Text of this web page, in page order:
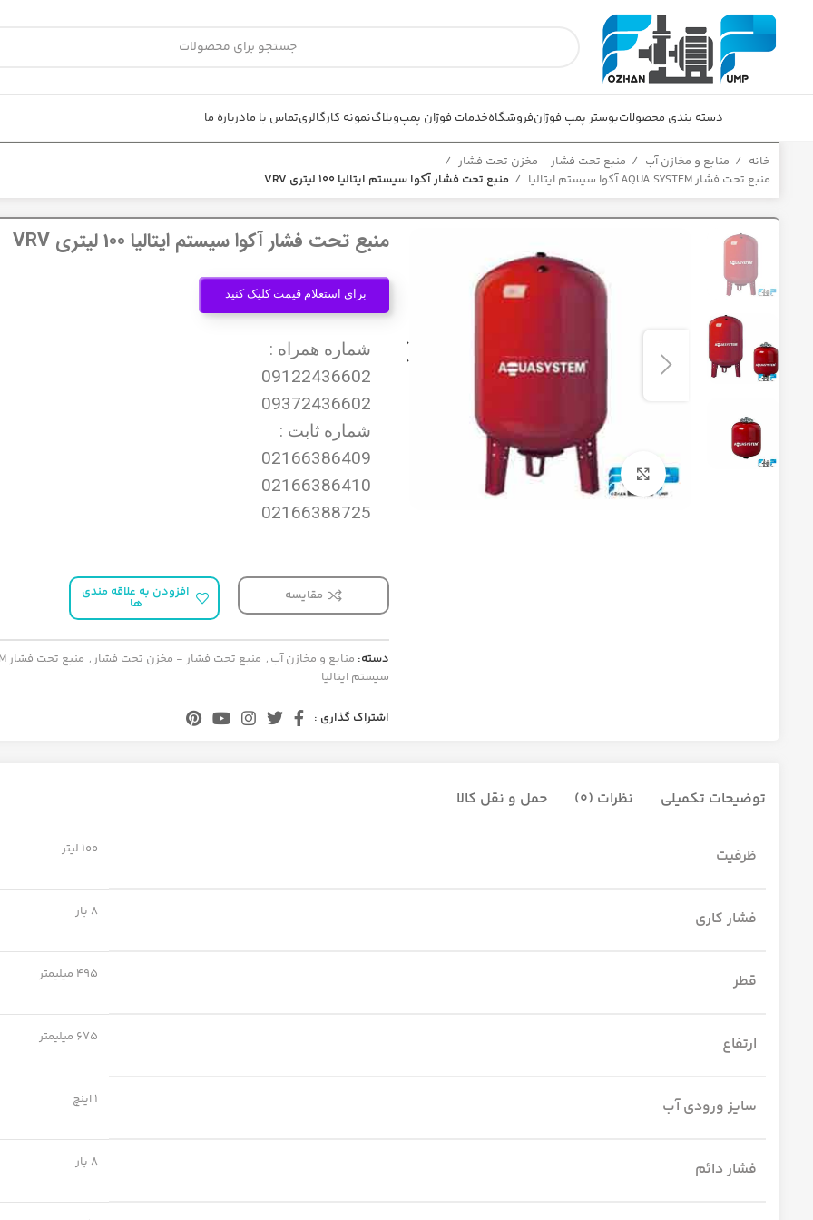
دسته بندی محصولاتبوستر پمپ فوژانفروشگاهخدمات فوژان پمپوبلاگنمونه کارگالریتماس با مادرباره ما
خانه منابع و مخازن آب
منبع تحت فشار - مخزن تحت فشار
منبع تحت فشار AQUA SYSTEM آکوا سیستم ایتالیا
منبع تحت فشار آکوا سیستم ایتالیا 100 لیتری VRV
برای بزرگنمایی کلیک کنید
منبع تحت فشار آکوا سیستم ایتالیا 100 لیتری VRV
برای استعلام قیمت کلیک کنید
شماره همراه :
09122436602
09372436602
شماره ثابت :
02166386409
02166386410
02166388725
مقایسه افزودن به علاقه مندی
ها
دسته: منابع و مخازن آب , منبع تحت فشار - مخزن تحت فشار,
سیستم ایتالیا
اشتراک گذاری :
توضیحات تکمیلی نظرات (0) حمل و نقل کالا
ظرفیت 100 لیتر
فشار کاری 8 بار
قطر 495 میلیمتر
ارتفاع 675 میلیمتر
سایز ورودی آب 1 اینچ
فشار دائم 8 بار